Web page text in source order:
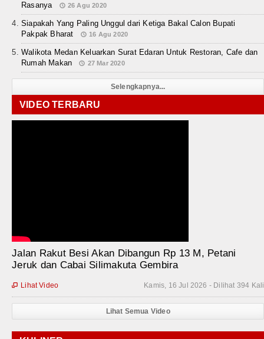
Rasanya
26 Agu 2020
Siapakah Yang Paling Unggul dari Ketiga Bakal Calon Bupati
Pakpak Bharat
16 Agu 2020
Walikota Medan Keluarkan Surat Edaran Untuk Restoran, Cafe dan
Rumah Makan
27 Mar 2020
Selengkapnya...
VIDEO TERBARU
Jalan Rakut Besi Akan Dibangun Rp 13 M, Petani
Jeruk dan Cabai Silimakuta Gembira
Kamis, 16 Jul 2026 - Dilihat 394 Kali
 Lihat Video
Lihat Semua Video